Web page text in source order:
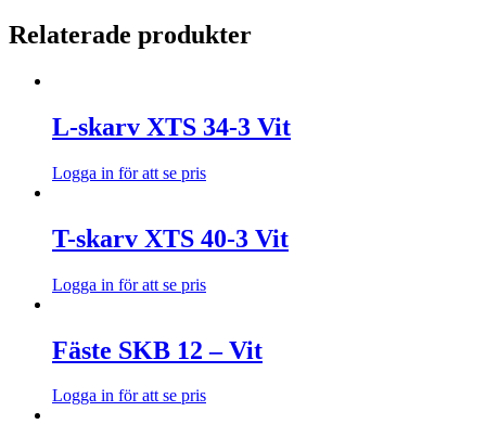
Relaterade produkter
L-skarv XTS 34-3 Vit
Logga in för att se pris
T-skarv XTS 40-3 Vit
Logga in för att se pris
Fäste SKB 12 – Vit
Logga in för att se pris